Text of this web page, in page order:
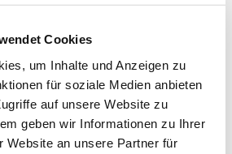
Cookies
um Inhalte und Anzeigen zu
für soziale Medien anbieten
auf unsere Website zu
geben wir Informationen zu Ihrer
Website an unsere Partner für